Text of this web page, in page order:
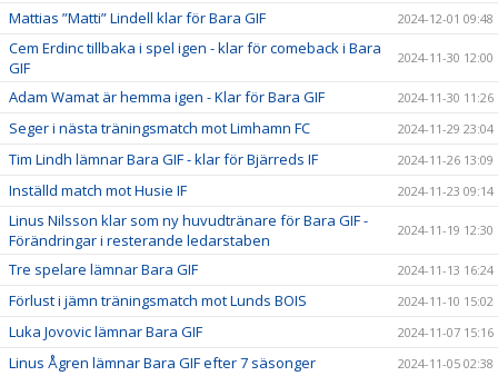
Mattias ”Matti” Lindell klar för Bara GIF 2024-12-01 09:48
Cem Erdinc tillbaka i spel igen - klar för comeback i Bara
GIF
2024-11-30 12:00
Adam Wamat är hemma igen - Klar för Bara GIF 2024-11-30 11:26
Seger i nästa träningsmatch mot Limhamn FC 2024-11-29 23:04
Tim Lindh lämnar Bara GIF - klar för Bjärreds IF 2024-11-26 13:09
Inställd match mot Husie IF 2024-11-23 09:14
Linus Nilsson klar som ny huvudtränare för Bara GIF -
Förändringar i resterande ledarstaben
2024-11-19 12:30
Tre spelare lämnar Bara GIF 2024-11-13 16:24
Förlust i jämn träningsmatch mot Lunds BOIS 2024-11-10 15:02
Luka Jovovic lämnar Bara GIF 2024-11-07 15:16
Linus Ågren lämnar Bara GIF efter 7 säsonger 2024-11-05 02:38